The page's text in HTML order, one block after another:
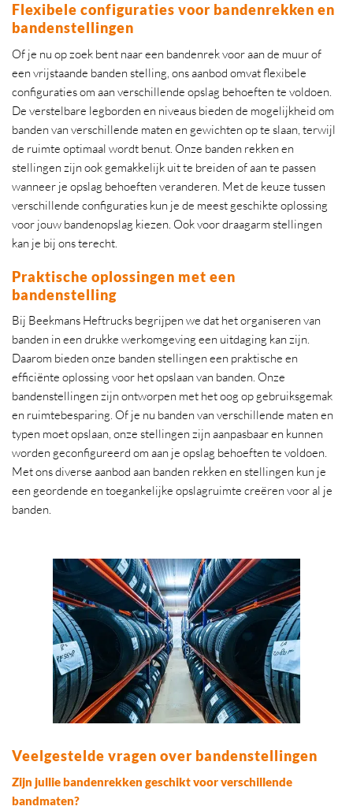
Flexibele configuraties voor bandenrekken en
bandenstellingen
Of je nu op zoek bent naar een bandenrek voor aan de muur of
een vrijstaande banden stelling, ons aanbod omvat flexibele
configuraties om aan verschillende opslag behoeften te voldoen.
De verstelbare legborden en niveaus bieden de mogelijkheid om
banden van verschillende maten en gewichten op te slaan, terwijl
de ruimte optimaal wordt benut. Onze banden rekken en
stellingen zijn ook gemakkelijk uit te breiden of aan te passen
wanneer je opslag behoeften veranderen. Met de keuze tussen
verschillende configuraties kun je de meest geschikte oplossing
voor jouw bandenopslag kiezen. Ook voor draagarm stellingen
kan je bij ons terecht.
Praktische oplossingen met een
bandenstelling
Bij Beekmans Heftrucks begrijpen we dat het organiseren van
banden in een drukke werkomgeving een uitdaging kan zijn.
Daarom bieden onze banden stellingen een praktische en
efficiënte oplossing voor het opslaan van banden. Onze
bandenstellingen zijn ontworpen met het oog op gebruiksgemak
en ruimtebesparing. Of je nu banden van verschillende maten en
typen moet opslaan, onze stellingen zijn aanpasbaar en kunnen
worden geconfigureerd om aan je opslag behoeften te voldoen.
Met ons diverse aanbod aan banden rekken en stellingen kun je
een geordende en toegankelijke opslagruimte creëren voor al je
banden.
Veelgestelde vragen over bandenstellingen
Zijn jullie bandenrekken geschikt voor verschillende
bandmaten?